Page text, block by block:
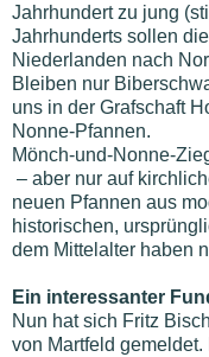
Jahrhundert zu jung
Jahrhunderts sollen
Niederlanden nach
Bleiben nur
uns in der Grafschaft
Nonne-Pfannen.
Mönch-und-Nonne-
– aber nur auf
neuen Pfannen aus
historischen,
dem Mittelalter haben
Ein interessanter
Nun hat sich Fritz
von Martfeld